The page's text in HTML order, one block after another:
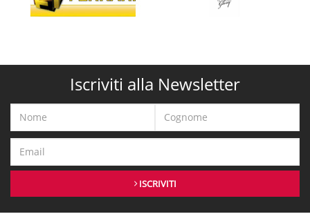
Iscriviti alla Newsletter
ISCRIVITI